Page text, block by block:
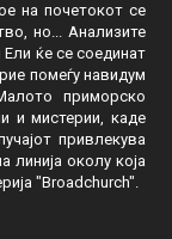
на почетокот се
но... Анализите
ќе се соединат
помеѓу навидум
приморско
и мистерии, каде
привлекува
линија околу која
"Broadchurch".